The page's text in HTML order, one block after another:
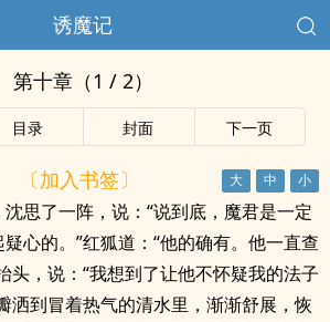
诱魔记
第十章（1 / 2）
目录 封面 下一页
〔加入书签〕
思了一阵，说：“说到底，魔君是一定
心的。”红狐道：“他的确有。他一直查
头，说：“我想到了让他不怀疑我的法子
洒到冒着热气的清水里，渐渐舒展，恢